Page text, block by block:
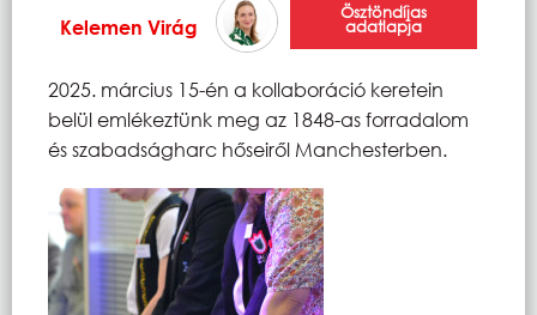
Kelemen Virág
Ösztöndíjas
adatlapja
2025. március 15-én a kollaboráció keretein
belül emlékeztünk meg az 1848-as forradalom
és szabadságharc hőseiről Manchesterben.